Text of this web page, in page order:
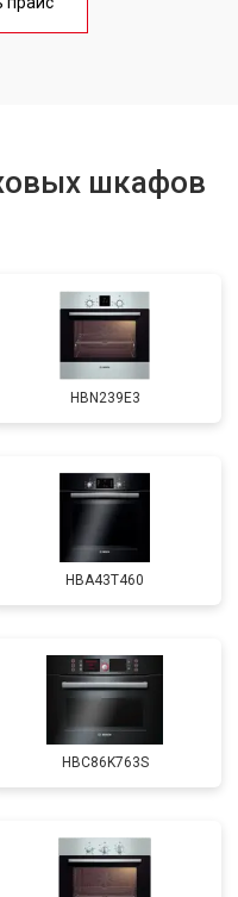
шкафов
HBN239E3
HBA43T460
HBC86K763S